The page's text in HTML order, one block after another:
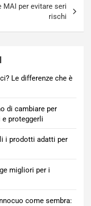
MAI per evitare seri
rischi
Le differenze che è
di cambiare per
proteggerli
i prodotti adatti per
migliori per i
come sembra: